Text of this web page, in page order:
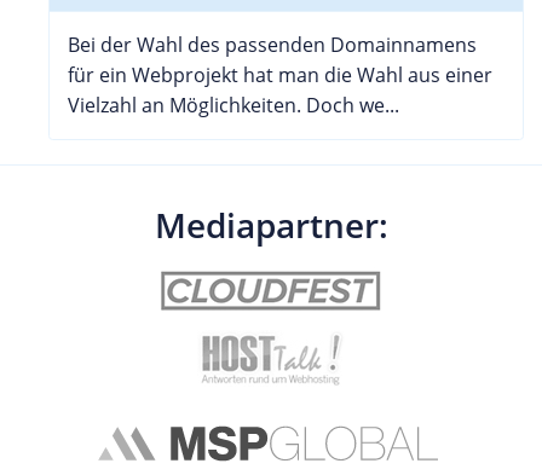
Bei der Wahl des passenden Domainnamens
für ein Webprojekt hat man die Wahl aus einer
Vielzahl an Möglichkeiten. Doch we...
Mediapartner: